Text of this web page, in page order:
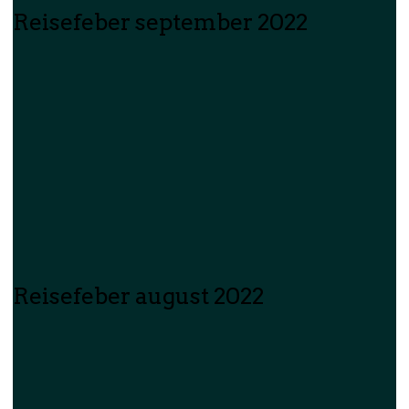
Reisefeber september 2022
Reisefeber august 2022